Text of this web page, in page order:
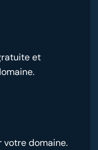
et
votre domaine.